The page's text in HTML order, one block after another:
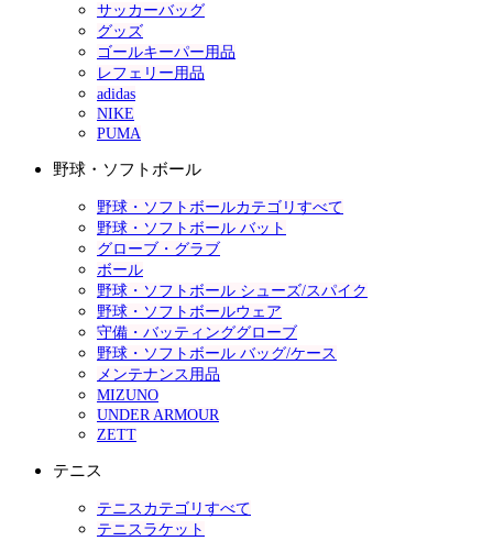
サッカーバッグ
グッズ
ゴールキーパー用品
レフェリー用品
adidas
NIKE
PUMA
野球・ソフトボール
野球・ソフトボールカテゴリすべて
野球・ソフトボール バット
グローブ・グラブ
ボール
野球・ソフトボール シューズ/スパイク
野球・ソフトボールウェア
守備・バッティンググローブ
野球・ソフトボール バッグ/ケース
メンテナンス用品
MIZUNO
UNDER ARMOUR
ZETT
テニス
テニスカテゴリすべて
テニスラケット